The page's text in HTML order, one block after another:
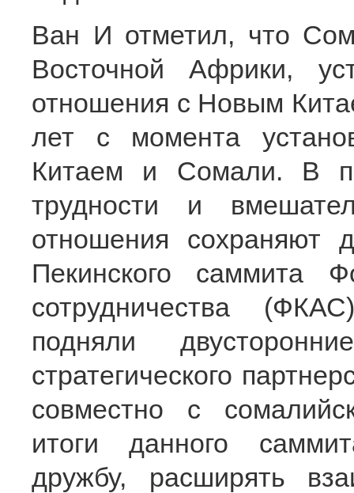
Ван И отметил, что
Восточной Африки,
отношения с Новым
лет с момента
Китаем и Сомали. В
трудности и
отношения сохраняют
Пекинского саммита
сотрудничества
подняли
стратегического
совместно с
итоги данного
дружбу, расширять